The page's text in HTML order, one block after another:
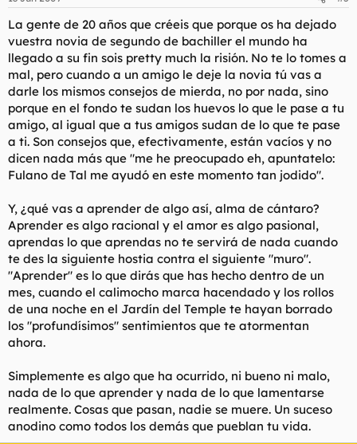
La gente de 20 años que créeis que porque os ha dejado
vuestra novia de segundo de bachiller el mundo ha
llegado a su fin sois pretty much la risión. No te lo tomes a
mal, pero cuando a un amigo le deje la novia tú vas a
darle los mismos consejos de mierda, no por nada, sino
porque en el fondo te sudan los huevos lo que le pase a tu
amigo, al igual que a tus amigos sudan de lo que te pase
a ti. Son consejos que, efectivamente, están vacíos y no
dicen nada más que "me he preocupado eh, apuntatelo:
Fulano de Tal me ayudó en este momento tan jodido".
Y, ¿qué vas a aprender de algo así, alma de cántaro?
Aprender es algo racional y el amor es algo pasional,
aprendas lo que aprendas no te servirá de nada cuando
te des la siguiente hostia contra el siguiente "muro".
"Aprender" es lo que dirás que has hecho dentro de un
mes, cuando el calimocho marca hacendado y los rollos
de una noche en el Jardín del Temple te hayan borrado
los "profundísimos" sentimientos que te atormentan
ahora.
Simplemente es algo que ha ocurrido, ni bueno ni malo,
nada de lo que aprender y nada de lo que lamentarse
realmente. Cosas que pasan, nadie se muere. Un suceso
anodino como todos los demás que pueblan tu vida.